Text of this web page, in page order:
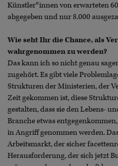
Künstler*innen von erwarteten
abgegeben und nur 8.000
Wie seht Ihr die Chance, als
wahrgenommen zu werden?
Das kann ich so nicht genau
zugehört. Es gibt viele
Strukturen der Ministerien, der
Zeit gekommen ist, diese
gestalten, dass sie den Lebens-
Branche etwas
in Angriff genommen werden.
Arbeitsmarkt, der sicher
Herausforderung, der sich jetzt